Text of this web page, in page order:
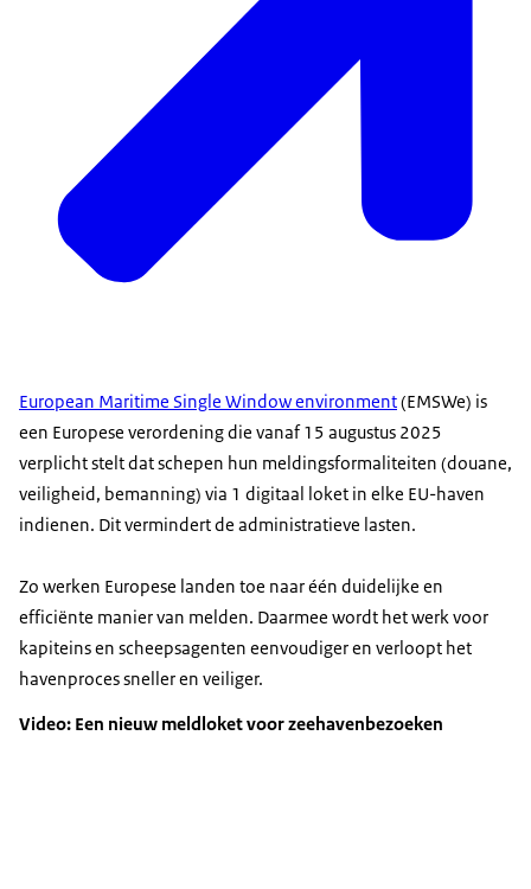
European Maritime Single Window environment(EMSWe) is
een Europese verordening die vanaf 15 augustus 2025
verplicht stelt dat schepen hun meldingsformaliteiten (douane,
veiligheid, bemanning) via 1 digitaal loket in elke EU-haven
indienen. Dit vermindert de administratieve lasten.
Zo werken Europese landen toe naar één duidelijke en
efficiënte manier van melden. Daarmee wordt het werk voor
kapiteins en scheepsagenten eenvoudiger en verloopt het
havenproces sneller en veiliger.
Video: Een nieuw meldloket voor zeehavenbezoeken